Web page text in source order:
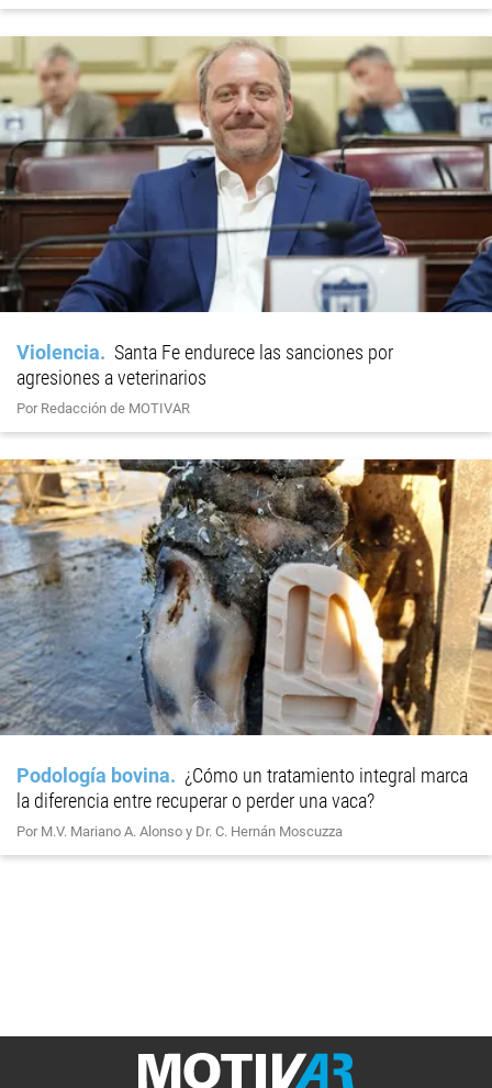
Violencia
Santa Fe endurece las sanciones por
agresiones a veterinarios
Por Redacción de MOTIVAR
Podología bovina
¿Cómo un tratamiento integral marca
la diferencia entre recuperar o perder una vaca?
Por M.V. Mariano A. Alonso y Dr. C. Hernán Moscuzza